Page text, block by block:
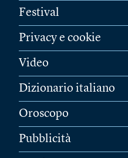
Festival
Privacy e cookie
Video
Dizionario italiano
Oroscopo
Pubblicità